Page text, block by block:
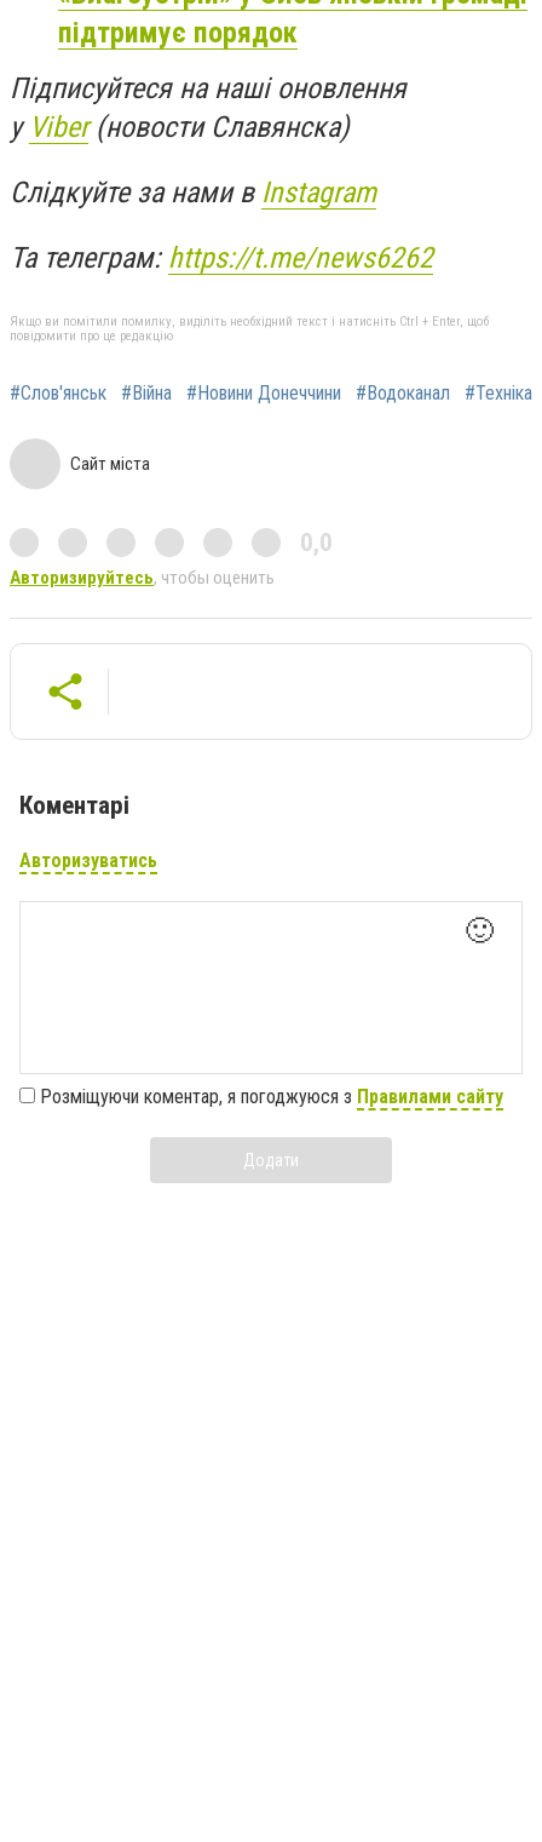
підтримує порядок
Підписуйтеся на наші оновлення
у Viber(новости Славянска)
Слідкуйте за нами в Instagram
Та телеграм: https://t.me/news6262
Якщо ви помітили помилку, виділіть необхідний текст і натисніть Ctrl + Enter, щоб
повідомити про це редакцію
#Слов'янськ #Війна #Новини Донеччини #Водоканал #Техніка
Сайт міста
0,0
Авторизируйтесь, чтобы оценить
Коментарі
Авторизуватись
🙂
Розміщуючи коментар, я погоджуюся з Правилами сайту
Додати